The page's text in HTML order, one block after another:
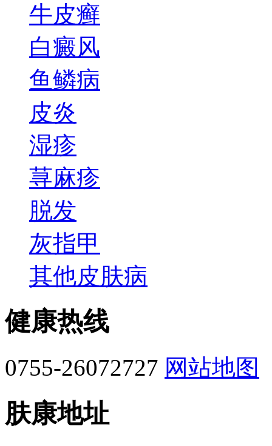
牛皮癣
白癜风
鱼鳞病
皮炎
湿疹
荨麻疹
脱发
灰指甲
其他皮肤病
健康热线
0755-26072727 网站地图
肤康地址